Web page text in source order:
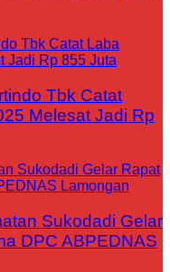
Tbk Catat
Melesat Jadi Rp
Sukodadi Gelar
DPC ABPEDNAS